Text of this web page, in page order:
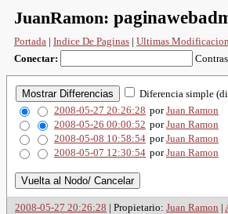
JuanRamon:
Portada | Indice De Paginas | Ultimas
Conectar:
Diferencia simple
2008-05-27 20:26:28 porJuan Ramon
2008-05-26 00:00:52 porJuan Ramon
2008-05-08 10:58:54 porJuan Ramon
2008-05-07 12:30:54 porJuan Ramon
2008-05-27 20:26:28 | Propietario: Juan Ramon |